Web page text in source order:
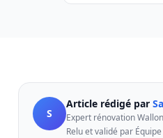
S
Article rédigé par
Expert rénovation
Relu et validé par